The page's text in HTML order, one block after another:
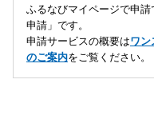
ふるなびマイページで申
申請」です。
申請サービスの概要はワン
のご案内をご覧ください。